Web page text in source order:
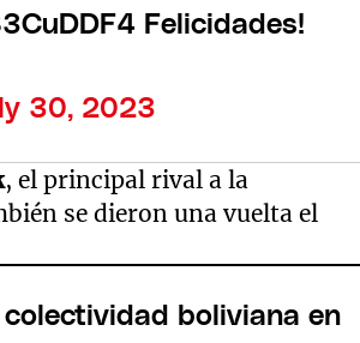
Felicidades!
30, 2023
, el principal rival a la
se dieron una vuelta el
boliviana en